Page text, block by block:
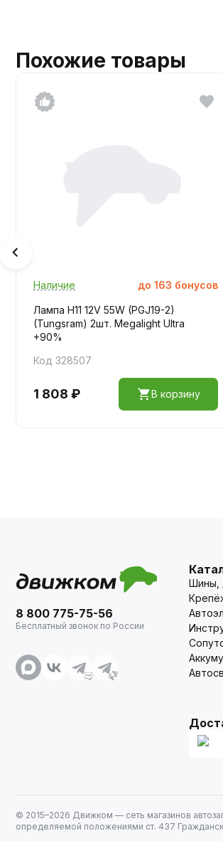
Похожие товары
Наличие до 163 бонусов
Лампа H11 12V 55W (PGJ19-2)
(Tungsram) 2шт. Megalight Ultra
+90%
Код 328507
1 808 ₽ В корзину
8 800 775-75-56
Бесплатный звонок по России
Шины,
© 2015–2026 Движком — сеть магазинов
определяемой положениями ст. 437